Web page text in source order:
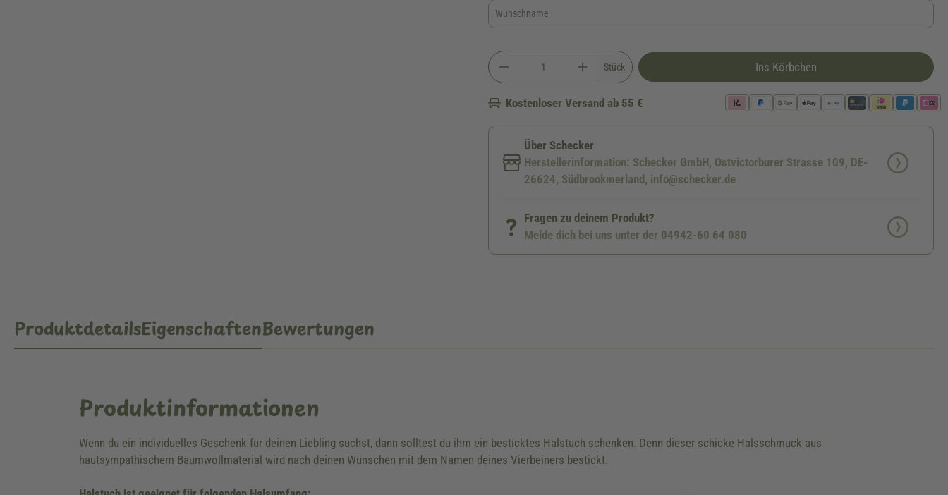
Stück Ins Körbchen
Kostenloser Versand ab 55 €
Über Schecker
Herstellerinformation: Schecker GmbH, Ostvictorburer Strasse 109, DE-
26624, Südbrookmerland, info@schecker.de
Fragen zu deinem Produkt?
Melde dich bei uns unter der 04942-60 64 080
ProduktdetailsEigenschaftenBewertungen
Produktinformationen
Wenn du ein individuelles Geschenk für deinen Liebling suchst, dann solltest du ihm ein besticktes Halstuch schenken. Denn dieser schicke Halsschmuck aus
hautsympathischem Baumwollmaterial wird nach deinen Wünschen mit dem Namen deines Vierbeiners bestickt.